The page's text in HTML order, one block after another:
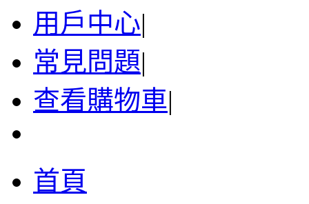
用戶中心|
常見問題|
查看購物車|
首頁